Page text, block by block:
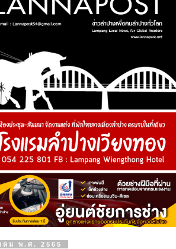
คม พ.ศ. 2565